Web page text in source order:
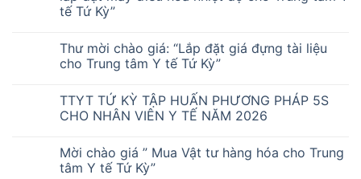
tế Tứ Kỳ”
Thư mời chào giá: “Lắp đặt giá đựng tài liệu
cho Trung tâm Y tế Tứ Kỳ”
TTYT TỨ KỲ TẬP HUẤN PHƯƠNG PHÁP 5S
CHO NHÂN VIÊN Y TẾ NĂM 2026
Mời chào giá ” Mua Vật tư hàng hóa cho Trung
tâm Y tế Tứ Kỳ”